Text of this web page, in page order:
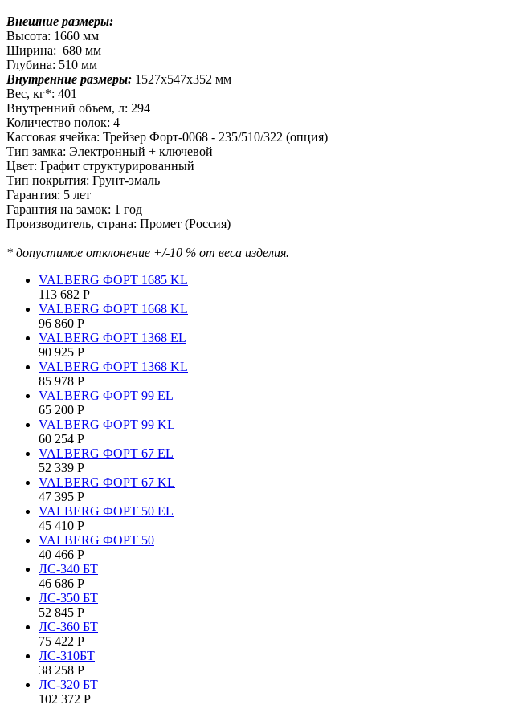
Внешние размеры:
Высота: 1660 мм
Ширина: 680 мм
Глубина: 510 мм
Внутренние размеры: 1527х547х352 мм
Вес, кг*: 401
Внутренний объем, л: 294
Количество полок: 4
Кассовая ячейка: Трейзер Форт-0068 - 235/510/322 (опция)
Тип замка: Электронный + ключевой
Цвет: Графит структурированный
Тип покрытия: Грунт-эмаль
Гарантия: 5 лет
Гарантия на замок: 1 год
Производитель, страна: Промет (Россия)
* допустимое отклонение +/-10 % от веса изделия.
VALBERG ФОРТ 1685 KL
113 682 Р
VALBERG ФОРТ 1668 KL
96 860 Р
VALBERG ФОРТ 1368 EL
90 925 Р
VALBERG ФОРТ 1368 KL
85 978 Р
VALBERG ФОРТ 99 EL
65 200 Р
VALBERG ФОРТ 99 KL
60 254 Р
VALBERG ФОРТ 67 EL
52 339 Р
VALBERG ФОРТ 67 KL
47 395 Р
VALBERG ФОРТ 50 EL
45 410 Р
VALBERG ФОРТ 50
40 466 Р
ЛС-340 БТ
46 686 Р
ЛС-350 БТ
52 845 Р
ЛС-360 БТ
75 422 Р
ЛС-310БТ
38 258 Р
ЛС-320 БТ
102 372 Р